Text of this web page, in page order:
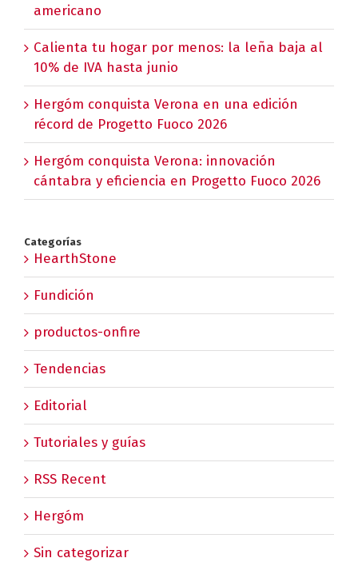
americano
Calienta tu hogar por menos: la leña baja al
10% de IVA hasta junio
Hergóm conquista Verona en una edición
récord de Progetto Fuoco 2026
Hergóm conquista Verona: innovación
cántabra y eficiencia en Progetto Fuoco 2026
Categorías
HearthStone
Fundición
productos-onfire
Tendencias
Editorial
Tutoriales y guías
RSS Recent
Hergóm
Sin categorizar